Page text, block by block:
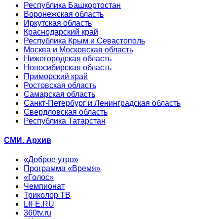
Республика Башкортостан
Воронежская область
Иркутская область
Краснодарский край
Республика Крым и Севастополь
Москва и Московская область
Нижегородская область
Новосибирская область
Приморский край
Ростовская область
Самарская область
Санкт-Петербург и Ленинградская область
Свердловская область
Республика Татарстан
СМИ. Архив
«Доброе утро»
Программа «Время»
«Голос»
Чемпионат
Триколор ТВ
LIFE.RU
360tv.ru